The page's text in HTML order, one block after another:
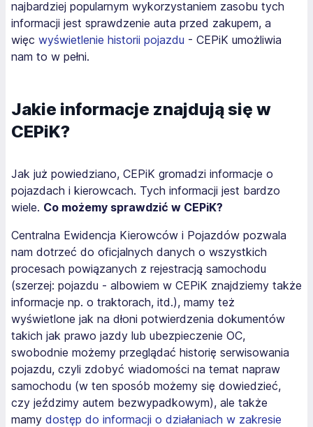
najbardziej popularnym wykorzystaniem zasobu tych
informacji jest sprawdzenie auta przed zakupem, a
więc wyświetlenie historii pojazdu - CEPiK umożliwia
nam to w pełni.
Jakie informacje znajdują się w
CEPiK?
Jak już powiedziano, CEPiK gromadzi informacje o
pojazdach i kierowcach. Tych informacji jest bardzo
wiele. Co możemy sprawdzić w CEPiK?
Centralna Ewidencja Kierowców i Pojazdów pozwala
nam dotrzeć do oficjalnych danych o wszystkich
procesach powiązanych z rejestracją samochodu
(szerzej: pojazdu - albowiem w CEPiK znajdziemy także
informacje np. o traktorach, itd.), mamy też
wyświetlone jak na dłoni potwierdzenia dokumentów
takich jak prawo jazdy lub ubezpieczenie OC,
swobodnie możemy przeglądać historię serwisowania
pojazdu, czyli zdobyć wiadomości na temat napraw
samochodu (w ten sposób możemy się dowiedzieć,
czy jeździmy autem bezwypadkowym), ale także
mamy dostęp do informacji o działaniach w zakresie